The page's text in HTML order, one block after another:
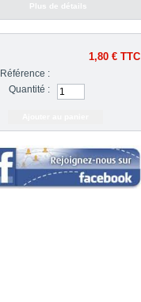
Plus de détails
1,80 €TTC
Référence :
Quantité :